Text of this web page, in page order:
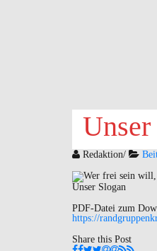
Redaktion/
Unser Slogan
PDF-Datei zum
https://
Share this Post